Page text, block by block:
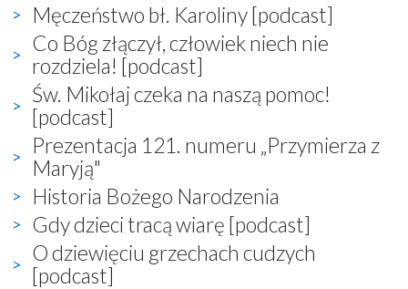
Męczeństwo bł. Karoliny [podcast]
Co Bóg złączył, człowiek niech nie
rozdziela! [podcast]
Św. Mikołaj czeka na naszą pomoc!
[podcast]
Prezentacja 121. numeru „Przymierza z
Maryją"
Historia Bożego Narodzenia
Gdy dzieci tracą wiarę [podcast]
O dziewięciu grzechach cudzych
[podcast]